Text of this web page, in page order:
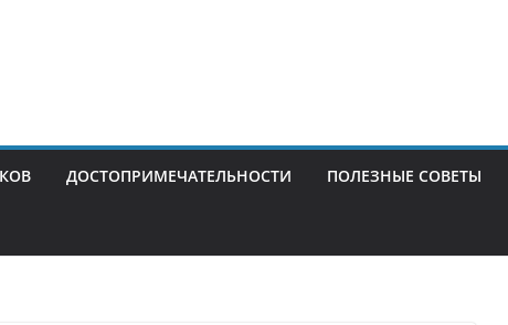
ДОСТОПРИМЕЧАТЕЛЬНОСТИ ПОЛЕЗНЫЕ СОВЕТЫ